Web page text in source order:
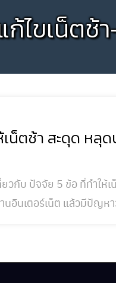
ก้ไขเน็ตช้
น็ตช้า สะดุด หลุด
วกับ ปัจจัย 5 ข้อ ที่ทำให้
อินเตอร์เน็ต แล้วมีปัญห